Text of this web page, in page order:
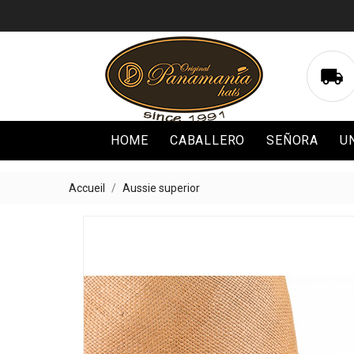

HOME CABALLERO SEÑORA
Accueil Aussie superior